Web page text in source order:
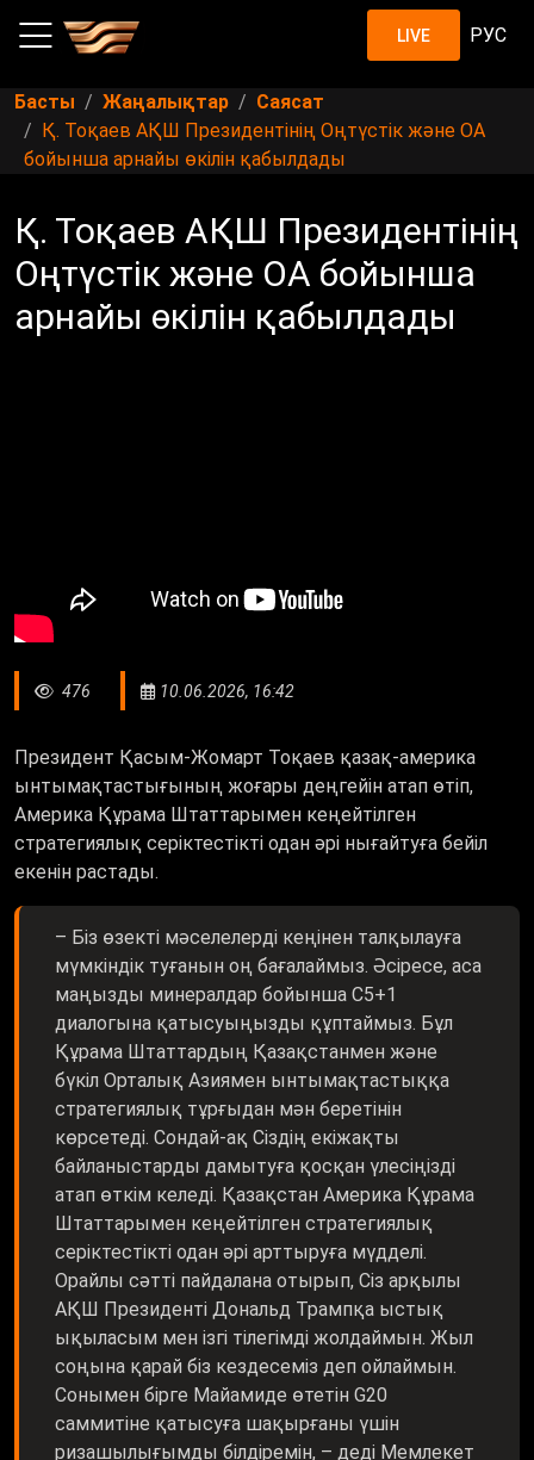
LIVE РУС
Басты Жаңалықтар
Саясат
Қ. Тоқаев АҚШ Президентінің Оңтүстік және ОА
бойынша арнайы өкілін қабылдады
Қ. Тоқаев АҚШ Президентінің
Оңтүстік және ОА бойынша
арнайы өкілін қабылдады
476 10.06.2026, 16:42
Президент Қасым-Жомарт Тоқаев қазақ-америка
ынтымақтастығының жоғары деңгейін атап өтіп,
Америка Құрама Штаттарымен кеңейтілген
стратегиялық серіктестікті одан әрі нығайтуға бейіл
екенін растады.
– Біз өзекті мәселелерді кеңінен талқылауға
мүмкіндік туғанын оң бағалаймыз. Әсіресе, аса
маңызды минералдар бойынша C5+1
диалогына қатысуыңызды құптаймыз. Бұл
Құрама Штаттардың Қазақстанмен және
бүкіл Орталық Азиямен ынтымақтастыққа
стратегиялық тұрғыдан мән беретінін
көрсетеді. Сондай-ақ Сіздің екіжақты
байланыстарды дамытуға қосқан үлесіңізді
атап өткім келеді. Қазақстан Америка Құрама
Штаттарымен кеңейтілген стратегиялық
серіктестікті одан әрі арттыруға мүдделі.
Орайлы сәтті пайдалана отырып, Сіз арқылы
АҚШ Президенті Дональд Трампқа ыстық
ықыласым мен ізгі тілегімді жолдаймын. Жыл
соңына қарай біз кездесеміз деп ойлаймын.
Сонымен бірге Майамиде өтетін G20
саммитіне қатысуға шақырғаны үшін
ризашылығымды білдіремін, – деді Мемлекет